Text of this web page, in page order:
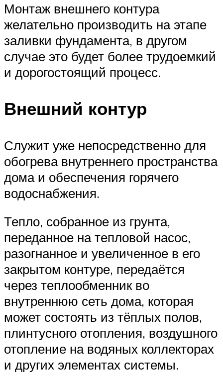
Монтаж внешнего контура
желательно производить на этапе
заливки фундамента, в другом
случае это будет более трудоемкий
и дорогостоящий процесс.
Внешний контур
Служит уже непосредственно для
обогрева внутреннего пространства
дома и обеспечения горячего
водоснабжения.
Тепло, собранное из грунта,
переданное на тепловой насос,
разогнанное и увеличенное в его
закрытом контуре, передаётся
через теплообменник во
внутреннюю сеть дома, которая
может состоять из тёплых полов,
плинтусного отопления, воздушного
отопление на водяных коллекторах
и других элементах системы.